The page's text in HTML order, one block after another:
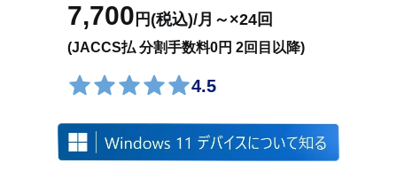
7,700 円(税込)/月～×24回
(JACCS払 分割手数料0円 2回目以降)
4.5